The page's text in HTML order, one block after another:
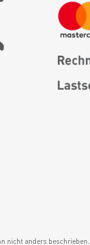
nicht anders beschrieben.